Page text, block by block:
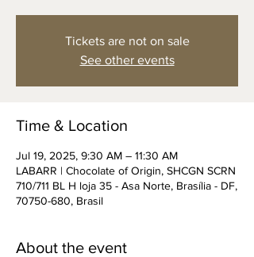
Tickets are not on sale
See other events
Time & Location
Jul 19, 2025, 9:30 AM – 11:30 AM
LABARR | Chocolate of Origin, SHCGN SCRN
710/711 BL H loja 35 - Asa Norte, Brasília - DF,
70750-680, Brasil
About the event